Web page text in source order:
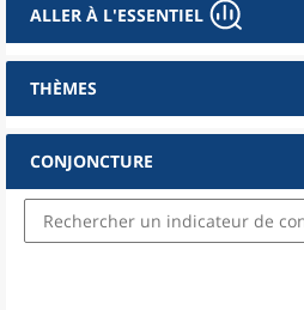
ALLER À L'ESSENTIEL
THÈMES
CONJONCTURE